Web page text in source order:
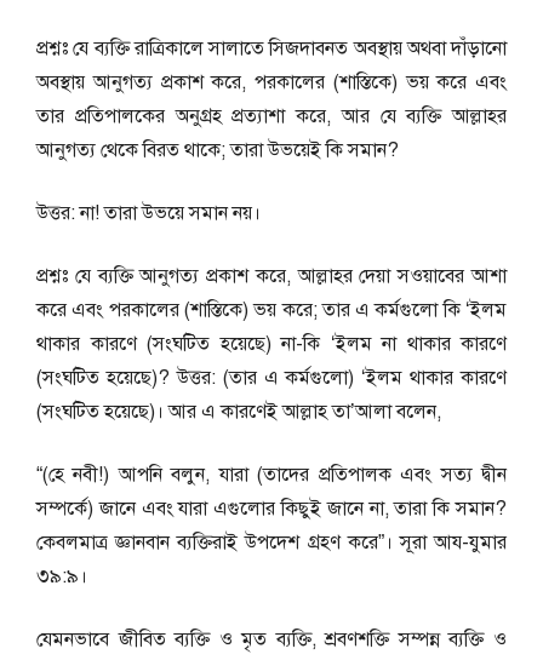
প্রশ্নঃ যে ব্যক্তি রাত্রিকালে সালাতে সিজদাবনত অবস্থায় অথবা দাঁড়ানো
অবস্থায় আনুগত্য প্রকাশ করে, পরকালের (শাস্তিকে) ভয় করে এবং
তার প্রতিপালকের অনুগ্রহ প্রত্যাশা করে, আর যে ব্যক্তি আল্লাহর
আনুগত্য থেকে বিরত থাকে; তারা উভয়েই কি সমান?
উত্তর: না! তারা উভয়ে সমান নয়।
প্রশ্নঃ যে ব্যক্তি আনুগত্য প্রকাশ করে, আল্লাহর দেয়া সওয়াবের আশা
করে এবং পরকালের (শাস্তিকে) ভয় করে; তার এ কর্মগুলো কি ‘ইলম
থাকার কারণে (সংঘটিত হয়েছে) না-কি ‘ইলম না থাকার কারণে
(সংঘটিত হয়েছে)? উত্তর: (তার এ কর্মগুলো) ‘ইলম থাকার কারণে
(সংঘটিত হয়েছে)। আর এ কারণেই আল্লাহ তা’আলা বলেন,
“(হে নবী!) আপনি বলুন, যারা (তাদের প্রতিপালক এবং সত্য দ্বীন
সম্পর্কে) জানে এবং যারা এগুলোর কিছুই জানে না, তারা কি সমান?
কেবলমাত্র জ্ঞানবান ব্যক্তিরাই উপদেশ গ্রহণ করে”। সূরা আয-যুমার
৩৯:৯।
যেমনভাবে জীবিত ব্যক্তি ও মৃত ব্যক্তি, শ্রবণশক্তি সম্পন্ন ব্যক্তি ও